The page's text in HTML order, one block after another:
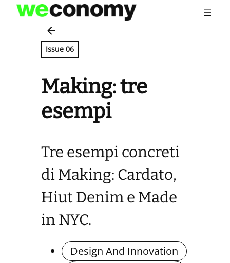
Vai
contenuto
Issue 06
Making: tre
esempi
Tre esempi concreti
di Making: Cardato,
Hiut Denim e Made
in NYC.
Design And Innovation